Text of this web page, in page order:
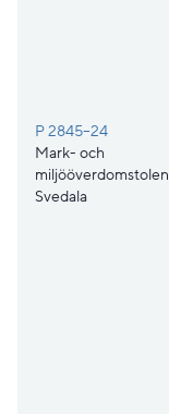
P 2845–24
Mark- och
miljööverdomstolen
Svedala